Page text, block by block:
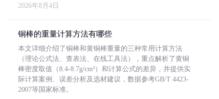
2026年8月4日
铜棒的重量计算方法有哪些
本文详细介绍了铜棒和黄铜棒重量的三种常用计算方法
（理论公式法、查表法、在线工具法），重点解析了黄铜
棒密度取值（8.4-8.7g/cm³）和计算公式的差异，并提供实
际计算案例、误差分析及选材建议，数据参考GB/T 4423-
2007等国家标准。